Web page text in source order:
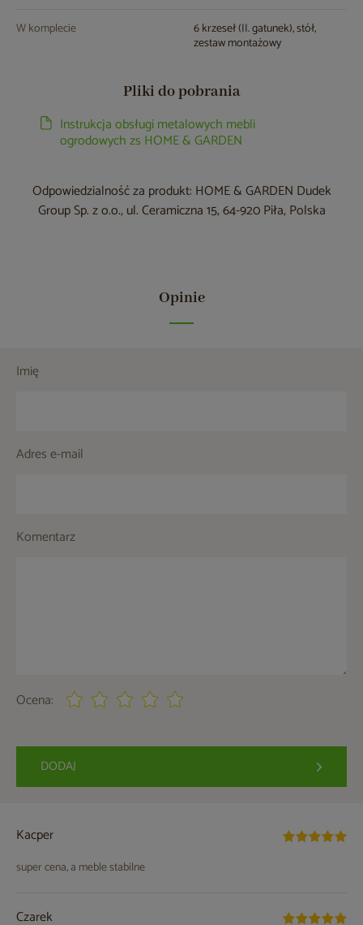
W komplecie 6 krzeseł (II. gatunek), stół,
zestaw montażowy
Pliki do pobrania
Instrukcja obsługi metalowych mebli
ogrodowych zs HOME & GARDEN
Odpowiedzialność za produkt: HOME & GARDEN Dudek
Group Sp. z o.o., ul. Ceramiczna 15, 64-920 Piła, Polska
Opinie
Imię
Adres e-mail
Komentarz
Ocena:
DODAJ
Kacper
super cena, a meble stabilne
Czarek